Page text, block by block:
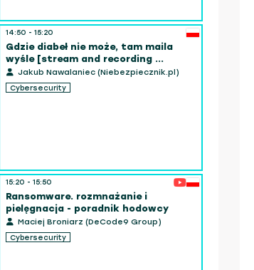
14:50 - 15:20
Gdzie diabeł nie może, tam maila
wyśle [stream and recording ...
Jakub Nawalaniec (Niebezpiecznik.pl)
Cybersecurity
15:20 - 15:50
Ransomware. rozmnażanie i
pielęgnacja - poradnik hodowcy
Maciej Broniarz (DeCode9 Group)
Cybersecurity